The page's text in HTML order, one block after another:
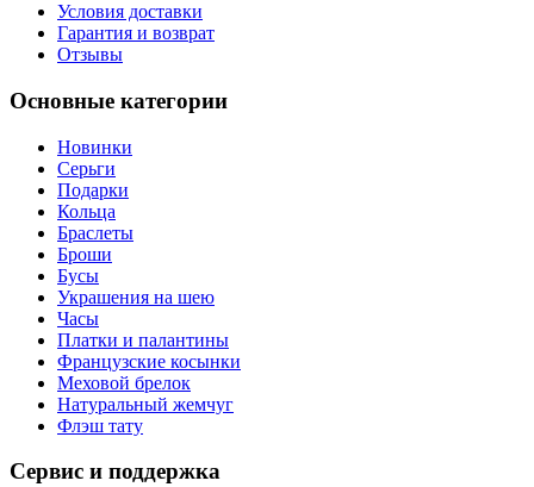
Условия доставки
Гарантия и возврат
Отзывы
Основные категории
Новинки
Серьги
Подарки
Кольца
Браслеты
Броши
Бусы
Украшения на шею
Часы
Платки и палантины
Французские косынки
Меховой брелок
Натуральный жемчуг
Флэш тату
Сервис и поддержка